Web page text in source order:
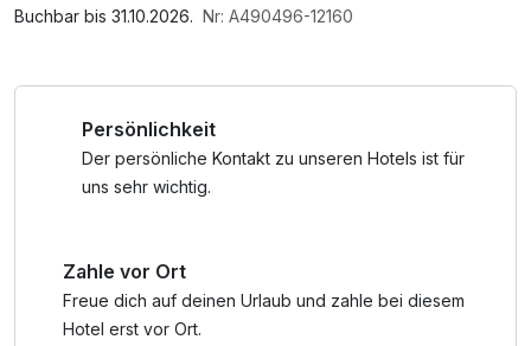
oder einem abwechslungsreichen Buffet wählt. Dabei
legen wir besonderen Wert auf frische, regionale Produkte,
die den Geschmack der Umgebung auf Ihren Teller
Nur wenige Minuten von Bonn entfernt, führen
Wanderwege direkt ab dem Haus zum Kloster Heisterbach,
auf den berühmten Petersberg oder entlang des beliebten
Parkplatz, W-LAN Nutzung / Internetnutzung
Buchbar bis 31.10.2026. Nr: A490496-12160
Persönlichkeit
Der persönliche Kontakt zu unseren Hotels ist für
uns sehr wichtig.
Zahle vor Ort
Freue dich auf deinen Urlaub und zahle bei diesem
Hotel erst vor Ort.